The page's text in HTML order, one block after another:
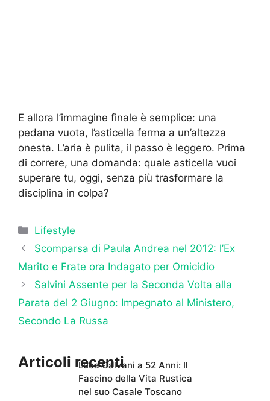
E allora l’immagine finale è semplice: una
pedana vuota, l’asticella ferma a un’altezza
onesta. L’aria è pulita, il passo è leggero. Prima
di correre, una domanda: quale asticella vuoi
superare tu, oggi, senza più trasformare la
disciplina in colpa?
Categorie
Lifestyle
Scomparsa di Paula Andrea nel 2012: l’Ex
Marito e Frate ora Indagato per Omicidio
Salvini Assente per la Seconda Volta alla
Parata del 2 Giugno: Impegnato al Ministero,
Secondo La Russa
Articoli recentiLuca Calvani a 52 Anni: Il
Fascino della Vita Rustica
nel suo Casale Toscano